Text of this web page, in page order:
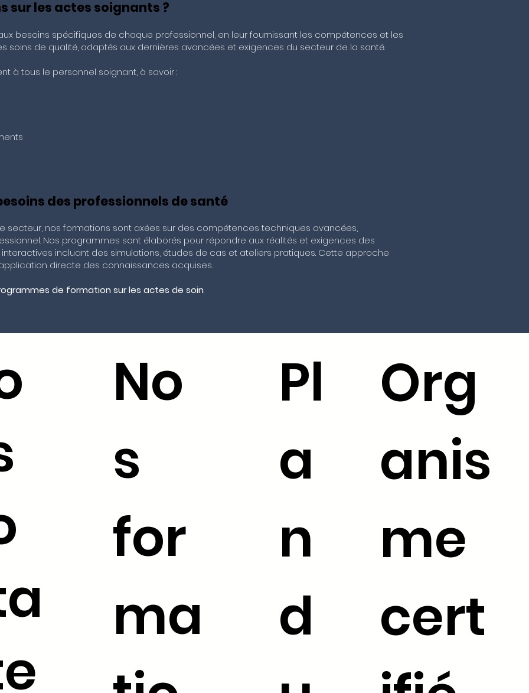
sur les actes soignants ?
besoins spécifiques de chaque professionnel, en leur fournissant les compétences et les
de qualité, adaptés aux dernières avancées et exigences du secteur de la santé.
à tous le personnel soignant, à savoir :
des professionnels de santé
secteur, nos formations sont axées sur des compétences techniques avancées,
Nos programmes sont élaborés pour répondre aux réalités et exigences des
incluant des simulations, études de cas et ateliers pratiques. Cette approche
directe des connaissances acquises.
de formation sur les actes de soin.
Pl
a
n
d
Org
anis
me
cert
No
s
for
ma